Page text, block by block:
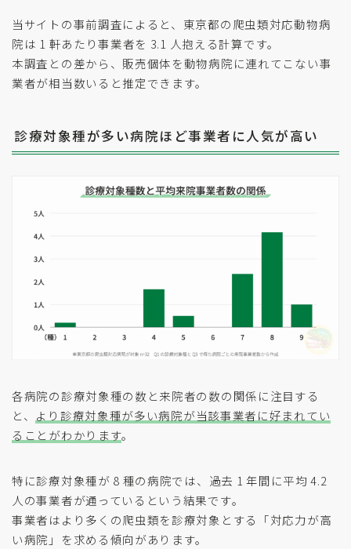
当サイトの事前調査によると、東京都の爬虫類対応動物病
院は 1 軒あたり事業者を 3.1 人抱える計算です。
本調査との差から、販売個体を動物病院に連れてこない事
業者が相当数いると推定できます。
診療対象種が多い病院ほど事業者に人気が高い
各病院の診療対象種の数と来院者の数の関係に注目する
と、 より診療対象種が多い病院が当該事業者に好まれてい
ることがわかります。
特に診療対象種が 8 種の病院では、過去 1 年間に平均 4.2
人の事業者が通っているという結果です。
事業者はより多くの爬虫類を診療対象とする「対応力が高
い病院」を求める傾向があります。